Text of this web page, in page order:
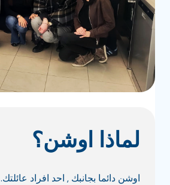
لماذا اوشن؟
اوشن دائما بجانبك , احد افراد عائلتك.